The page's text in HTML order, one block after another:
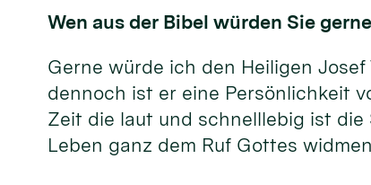
Wen aus der Bibel würden Sie
Gerne würde ich den Heiligen
dennoch ist er eine Persönlichkeit
Zeit die laut und schnelllebig ist
Leben ganz dem Ruf Gottes